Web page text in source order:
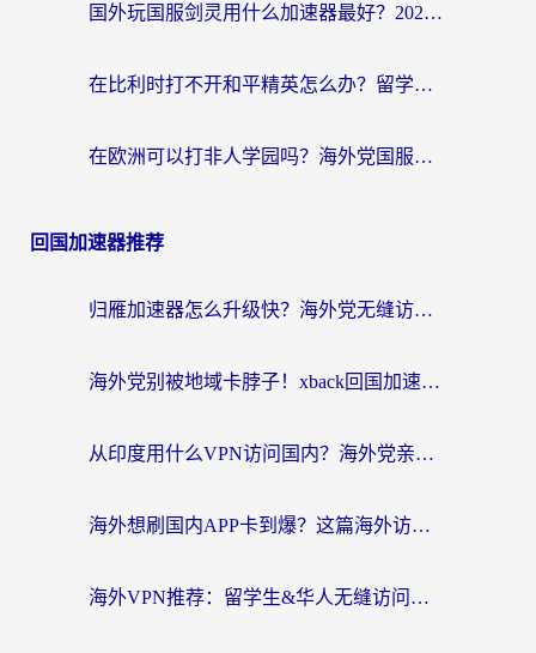
国外玩国服剑灵用什么加速器最好？2026海外玩家亲测指南（附魔兽世界怀旧服精灵之境加速技巧）
在比利时打不开和平精英怎么办？留学生亲测有效的国服游戏加速方案
在欧洲可以打非人学园吗？海外党国服游戏不卡顿的终极指南
回国加速器推荐
归雁加速器怎么升级快？海外党无缝访问国内资源的全攻略（附免费VPN推荐Dcard热门款）
海外党别被地域卡脖子！xback回国加速器选择全攻略，轻松刷剧玩国服
从印度用什么VPN访问国内？海外党亲测的无缝回国上网指南
海外想刷国内APP卡到爆？这篇海外访问国内服务器加速指南帮你解决所有问题
海外VPN推荐：留学生&华人无缝访问国内资源的避坑指南